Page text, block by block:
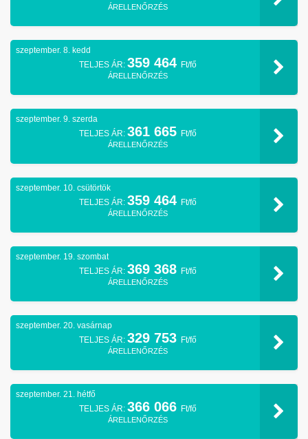
ÁRELLENŐRZÉS
szeptember. 8. kedd
TELJES ÁR: 359 464 Ft/fő
ÁRELLENŐRZÉS
szeptember. 9. szerda
TELJES ÁR: 361 665 Ft/fő
ÁRELLENŐRZÉS
szeptember. 10. csütörtök
TELJES ÁR: 359 464 Ft/fő
ÁRELLENŐRZÉS
szeptember. 19. szombat
TELJES ÁR: 369 368 Ft/fő
ÁRELLENŐRZÉS
szeptember. 20. vasárnap
TELJES ÁR: 329 753 Ft/fő
ÁRELLENŐRZÉS
szeptember. 21. hétfő
TELJES ÁR: 366 066 Ft/fő
ÁRELLENŐRZÉS